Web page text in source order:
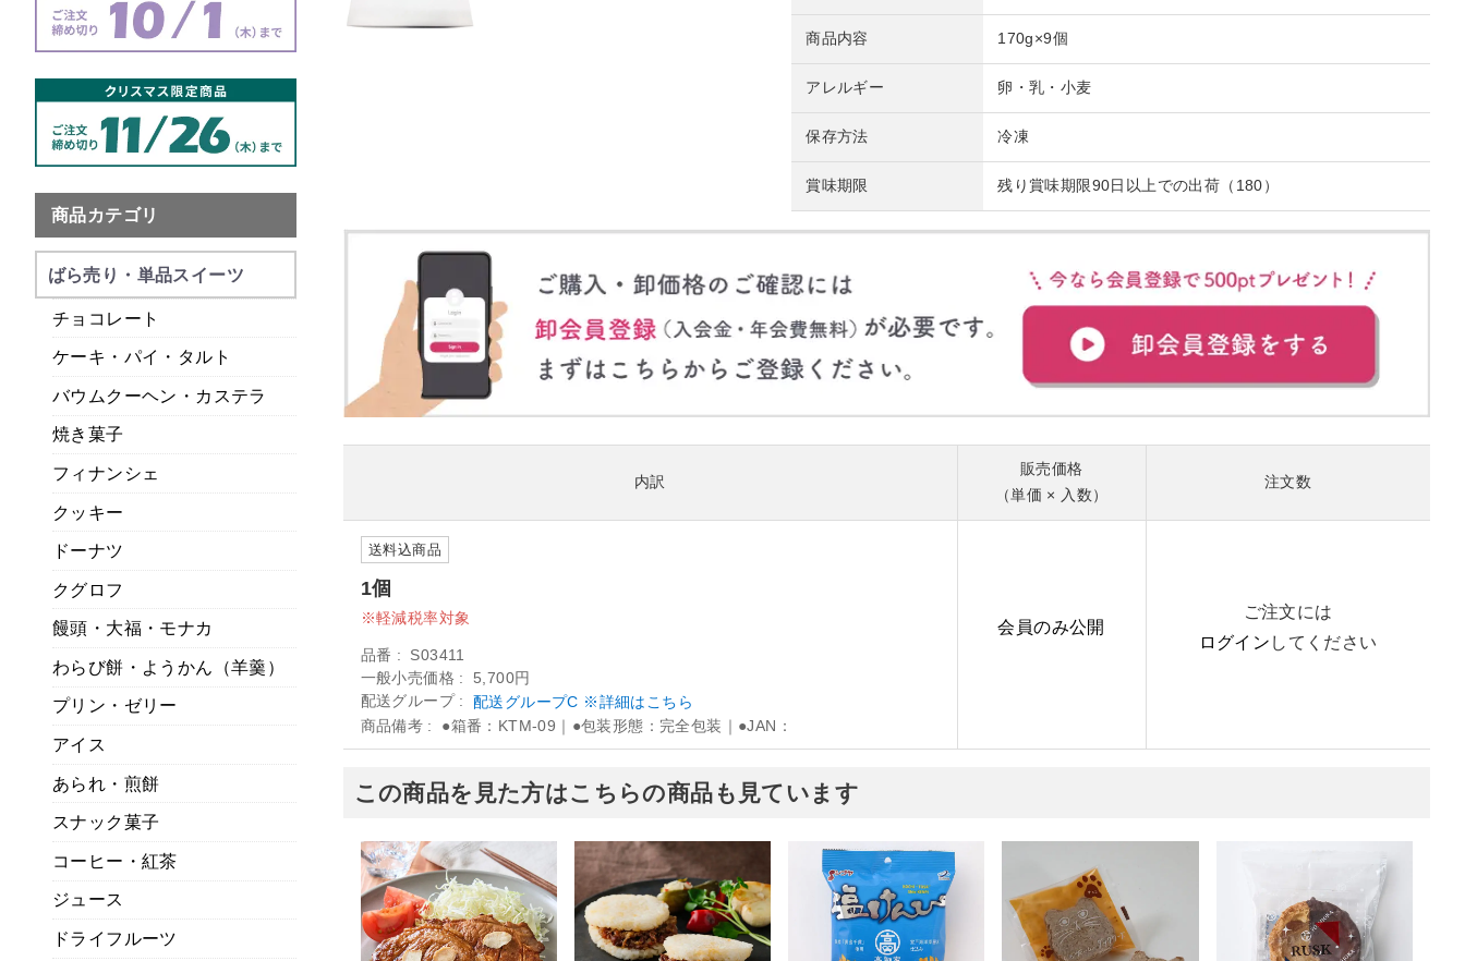
商品内容 170g×9個
アレルギー 卵・乳・小麦
保存方法 冷凍
賞味期限 残り賞味期限90日以上での出荷（180）
内訳
販売価格
（単価 × 入数）
注文数
送料込商品
1個
軽減税率対象
品番
S03411
一般小売価格
5,700円
配送グループ
配送グループC ※詳細はこちら
商品備考 ●箱番：KTM-09｜●包装形態：完全包装｜●JAN：
会員のみ公開
ご注文には
ログイン してください
この商品を見た方はこちらの商品も見ています
商品カテゴリ
ばら売り・単品スイーツ
チョコレート
ケーキ・パイ・タルト
バウムクーヘン・カステラ
焼き菓子
フィナンシェ
クッキー
ドーナツ
クグロフ
饅頭・大福・モナカ
わらび餅・ようかん（羊羹）
プリン・ゼリー
アイス
あられ・煎餅
スナック菓子
コーヒー・紅茶
ジュース
ドライフルーツ